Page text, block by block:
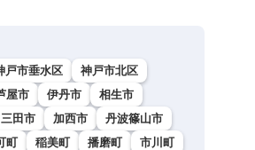
戸市垂水区
神戸市北区
屋市 伊丹市
相生市
三田市 加西市
丹波篠山市
町 稲美町 播磨町
市川町